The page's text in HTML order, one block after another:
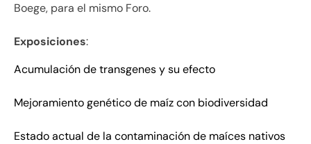
Boege, para el mismo Foro.
Exposiciones:
Acumulación de transgenes y su efecto
Mejoramiento genético de maíz con biodiversidad
Estado actual de la contaminación de maíces nativos